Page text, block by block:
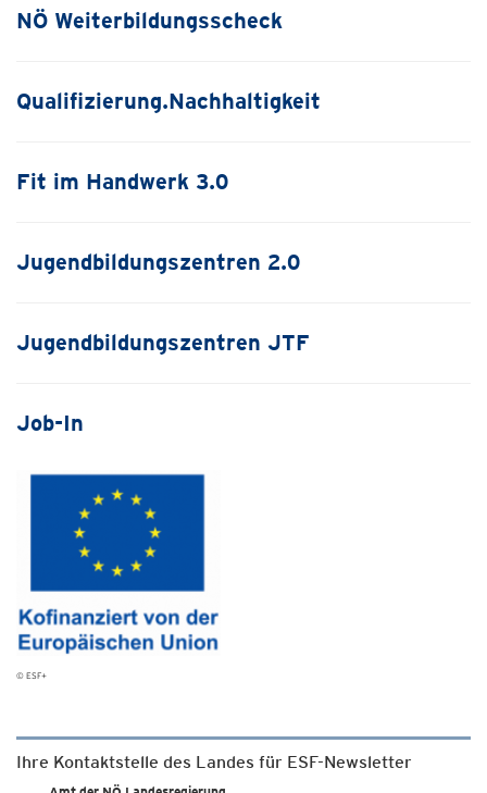
NÖ Weiterbildungsscheck
Qualifizierung.Nachhaltigkeit
Fit im Handwerk 3.0
Jugendbildungszentren 2.0
Jugendbildungszentren JTF
Job-In
© ESF+
Ihre Kontaktstelle des Landes für ESF-Newsletter